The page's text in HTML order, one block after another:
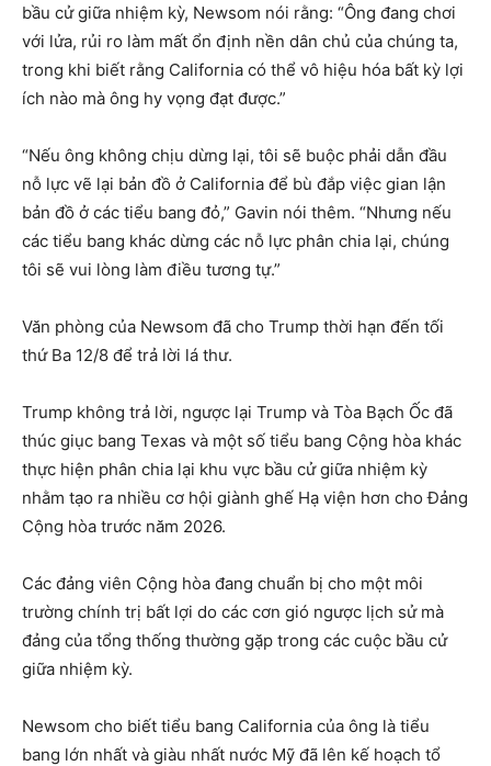
bầu cử giữa nhiệm kỳ, Newsom nói rằng: “Ông đang chơi
với lửa, rủi ro làm mất ổn định nền dân chủ của chúng ta,
trong khi biết rằng California có thể vô hiệu hóa bất kỳ lợi
ích nào mà ông hy vọng đạt được.”
“Nếu ông không chịu dừng lại, tôi sẽ buộc phải dẫn đầu
nỗ lực vẽ lại bản đồ ở California để bù đắp việc gian lận
bản đồ ở các tiểu bang đỏ,” Gavin nói thêm. “Nhưng nếu
các tiểu bang khác dừng các nỗ lực phân chia lại, chúng
tôi sẽ vui lòng làm điều tương tự.”
Văn phòng của Newsom đã cho Trump thời hạn đến tối
thứ Ba 12/8 để trả lời lá thư.
Trump không trả lời, ngược lại Trump và Tòa Bạch Ốc đã
thúc giục bang Texas và một số tiểu bang Cộng hòa khác
thực hiện phân chia lại khu vực bầu cử giữa nhiệm kỳ
nhằm tạo ra nhiều cơ hội giành ghế Hạ viện hơn cho Đảng
Cộng hòa trước năm 2026.
Các đảng viên Cộng hòa đang chuẩn bị cho một môi
trường chính trị bất lợi do các cơn gió ngược lịch sử mà
đảng của tổng thống thường gặp trong các cuộc bầu cử
giữa nhiệm kỳ.
Newsom cho biết tiểu bang California của ông là tiểu
bang lớn nhất và giàu nhất nước Mỹ đã lên kế hoạch tổ